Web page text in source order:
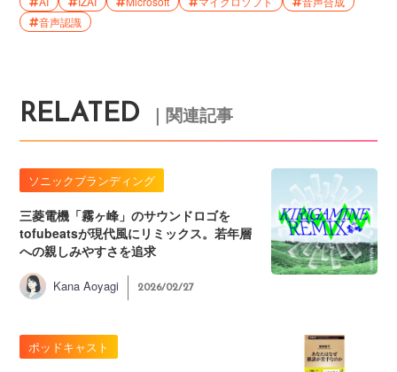
音声認識
RELATED ｜関連記事
ソニックブランディング
三菱電機「霧ヶ峰」のサウンドロゴを
tofubeatsが現代風にリミックス。若年層
への親しみやすさを追求
Kana Aoyagi 2026/02/27
ポッドキャスト